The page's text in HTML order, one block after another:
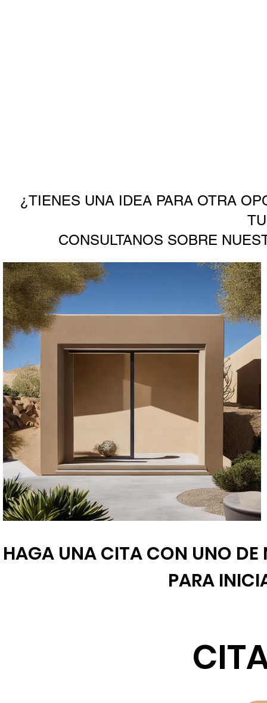
¿TIENES UNA IDEA PARA OTRA
CONSULTANOS SOBRE
HAGA UNA CITA CON UNO DE
PARA